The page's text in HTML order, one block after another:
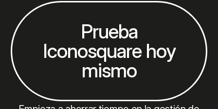
Prueba
Iconosquare hoy
mismo